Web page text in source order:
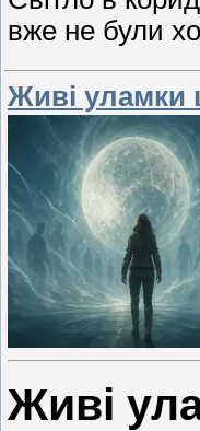
вже не були
Живі уламки
Живі